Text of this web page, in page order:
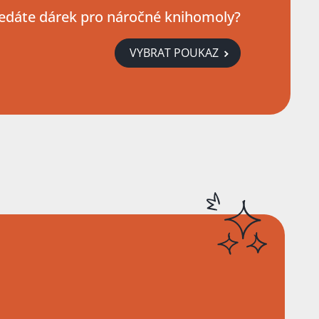
dárek pro náročné knihomoly?
VYBRAT POUKAZ